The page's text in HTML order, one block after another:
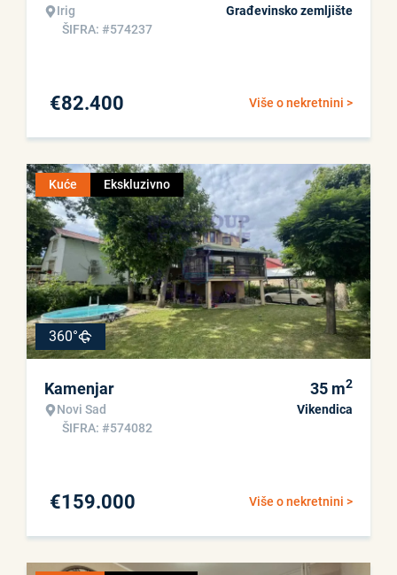
Irig
ŠIFRA: #574237
Građevinsko zemljište
Više o nekretnini >
€82.400
Kuće Ekskluzivno
360°
Kamenjar
Novi Sad
ŠIFRA: #574082
35 m2
Vikendica
Više o nekretnini >
€159.000